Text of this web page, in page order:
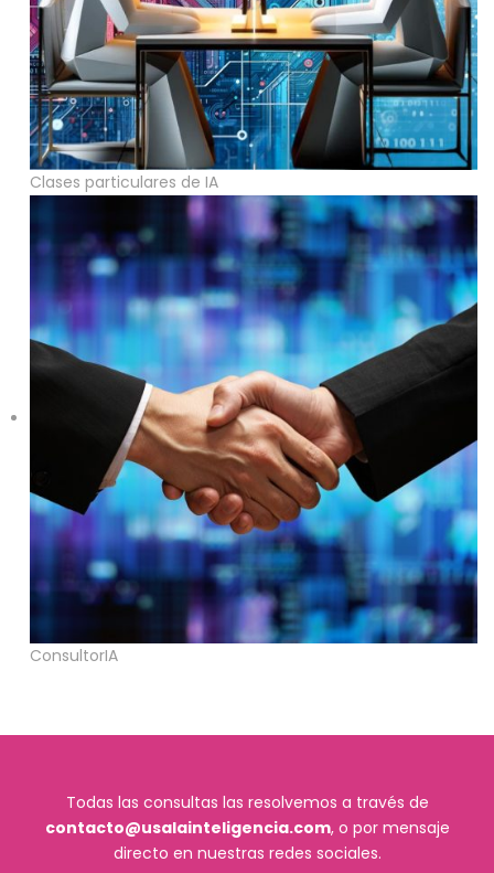
Clases particulares de IA
ConsultorIA
Todas las consultas las resolvemos a través de
contacto@usalainteligencia.com, o por mensaje
directo en nuestras redes sociales.